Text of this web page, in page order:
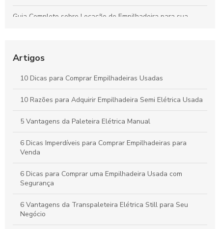
Guia Completo sobre Locação de Empilhadeira para sua
Empresa
Como Escolher a Melhor Selecionadora de Pedidos para Seu
Negócio
Peças para Empilhadeira: Como Escolher as Melhores Opções
para seu Equipamento
Artigos
10 Dicas para Comprar Empilhadeiras Usadas
10 Razões para Adquirir Empilhadeira Semi Elétrica Usada
5 Vantagens da Paleteira Elétrica Manual
6 Dicas Imperdíveis para Comprar Empilhadeiras para
Venda
6 Dicas para Comprar uma Empilhadeira Usada com
Segurança
6 Vantagens da Transpaleteira Elétrica Still para Seu
Negócio